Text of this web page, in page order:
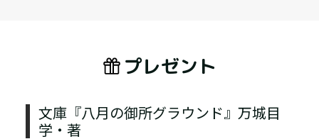
プレゼント
文庫『八月の御所グラウンド』万城目
学・著